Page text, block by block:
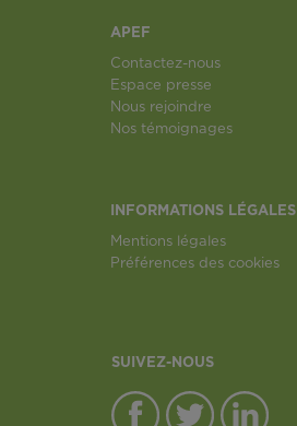
APEF
Contactez-nous
Espace presse
Nous rejoindre
Nos témoignages
INFORMATIONS LÉGALES
Mentions légales
Préférences des cookies
SUIVEZ-NOUS